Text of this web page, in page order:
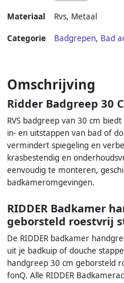
Materiaal Rvs, Metaal
Categorie Badgrepen, Bad
Omschrijving
Ridder Badgreep 30
RVS badgreep van 30 cm
in- en uitstappen van bad of
vermindert spiegeling en
krasbestendig en
eenvoudig te monteren,
badkameromgevingen.
RIDDER Badkamer
geborsteld roestvrij
De RIDDER badkamer
uit je badkuip of douche
handgreep 30 cm geborsteld
fonQ. Alle RIDDER